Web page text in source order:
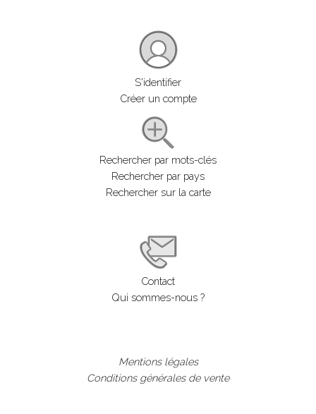
S'identifier
Créer un compte
Rechercher par mots-clés
Rechercher par pays
Rechercher sur la carte
Contact
Qui sommes-nous ?
Mentions légales
Conditions générales de vente